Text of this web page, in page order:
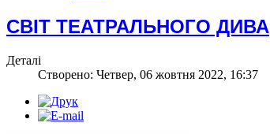
СВІТ ТЕАТРАЛЬНОГО ДИВА
Деталі
Створено: Четвер, 06 жовтня 2022, 16:37